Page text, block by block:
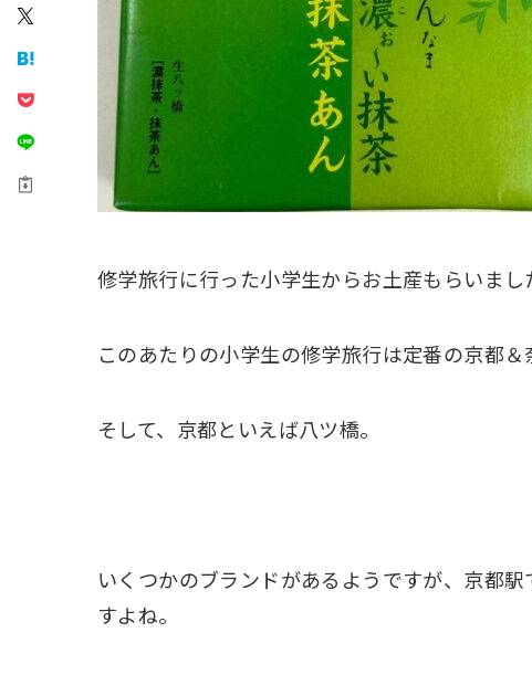
修学旅行に行った小学生からお土産もらいまし
このあたりの小学生の修学旅行は定番の京都＆
そして、京都といえば八ツ橋。
いくつかのブランドがあるようですが、京都
すよね。